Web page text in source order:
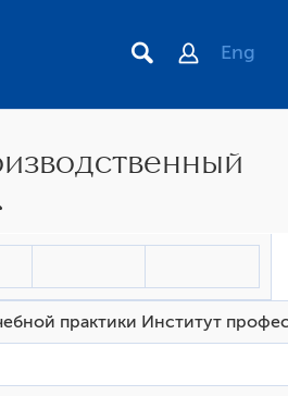
Eng
контакты
повышения квалификации,
непрерывного медицинского
образовательный
практики Институт